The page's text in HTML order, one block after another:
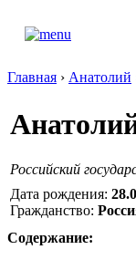
Главная › Анатолий
Российский
Дата рождения:
Гражданство:
Содержание: